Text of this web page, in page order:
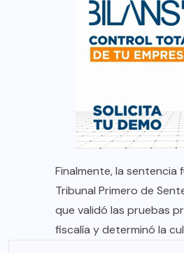
Finalmente, la sentencia
Tribunal Primero de
que validó las pruebas
fiscalía y determinó la